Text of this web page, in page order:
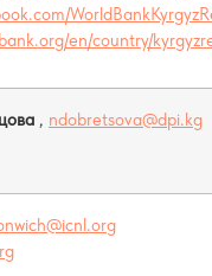
en/country/
, ndobretsova@dpi.kg